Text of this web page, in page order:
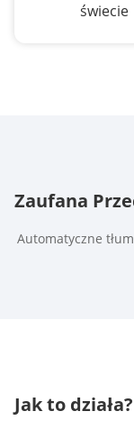
Zaufana
Automatyczne
świecie
Jak to działa?